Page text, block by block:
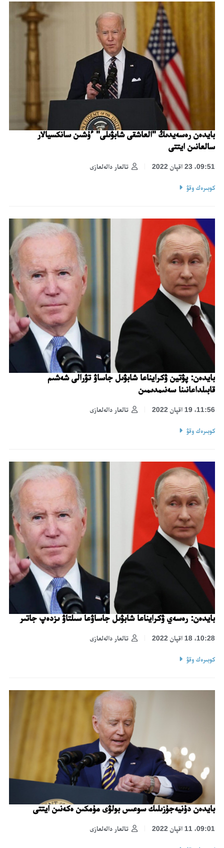
بايدەن رەسەيدىڭ "العاشقى شابۋىلى" ءۇشىن سانكسيالار
سالعانىن ايتتى
تالعار دالەلعازى 09:51، 23 اقپان 2022
كوبىرەك وقۋ
بايدەن: پۋتين ۋكرايناعا شابۋىل جاساۋ تۋرالى شەشىم
قابىلداعانىنا سەنىمدىمىن
تالعار دالەلعازى 11:56، 19 اقپان 2022
كوبىرەك وقۋ
بايدەن: رەسەي ۋكرايناعا شابۋىل جاساۋعا سىلتاۋ ىزدەپ جاتىر
تالعار دالەلعازى 10:28، 18 اقپان 2022
كوبىرەك وقۋ
بايدەن دۇنيەجۇزىلىك سوعىس بولۋى مۇمكىن ەكەنىن ايتتى
تالعار دالەلعازى 09:01، 11 اقپان 2022